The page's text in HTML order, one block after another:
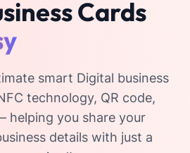
Cards
smart Digital business
technology, QR code,
helping you share your
details with just a